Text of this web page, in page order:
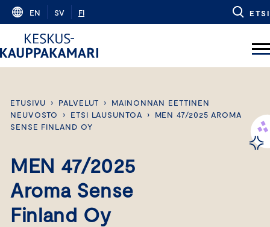
Skip
content
EN SV FI ETSI
ETUSIVU › PALVELUT ›
MAINONNAN EETTINEN
NEUVOSTO
› ETSI LAUSUNTOA ›
MEN 47/2025 AROMA
SENSE FINLAND OY
MEN 47/2025
Aroma Sense
Finland Oy